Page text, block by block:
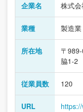
企業名 株式
業種 製造業
所在地
〒
脇1-2
従業員数 120
URL